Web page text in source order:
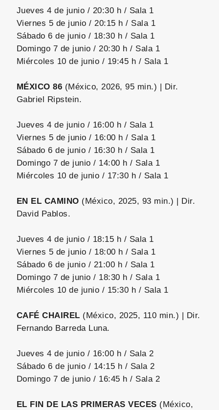
Jueves 4 de junio / 20:30 h / Sala 1
Viernes 5 de junio / 20:15 h / Sala 1
Sábado 6 de junio / 18:30 h / Sala 1
Domingo 7 de junio / 20:30 h / Sala 1
Miércoles 10 de junio / 19:45 h / Sala 1
MÉXICO 86 (México, 2026, 95 min.) | Dir.
Gabriel Ripstein.
Jueves 4 de junio / 16:00 h / Sala 1
Viernes 5 de junio / 16:00 h / Sala 1
Sábado 6 de junio / 16:30 h / Sala 1
Domingo 7 de junio / 14:00 h / Sala 1
Miércoles 10 de junio / 17:30 h / Sala 1
EN EL CAMINO (México, 2025, 93 min.) | Dir.
David Pablos.
Jueves 4 de junio / 18:15 h / Sala 1
Viernes 5 de junio / 18:00 h / Sala 1
Sábado 6 de junio / 21:00 h / Sala 1
Domingo 7 de junio / 18:30 h / Sala 1
Miércoles 10 de junio / 15:30 h / Sala 1
CAFÉ CHAIREL (México, 2025, 110 min.) | Dir.
Fernando Barreda Luna.
Jueves 4 de junio / 16:00 h / Sala 2
Sábado 6 de junio / 14:15 h / Sala 2
Domingo 7 de junio / 16:45 h / Sala 2
EL FIN DE LAS PRIMERAS VECES (México,